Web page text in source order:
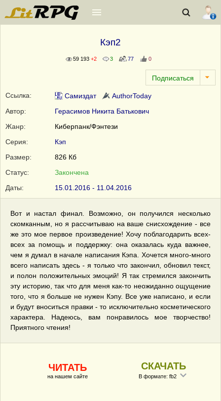
Кэп2
59 193 +2 3 77 0
Ссылка: Самиздат
AuthorToday
Автор:
Герасимов Никита Батькович
Жанр:
Киберпанк/Фэнтези
Серия:
Кэп
Размер:
826 Кб
Статус:
Закончена
Даты:
15.01.2016 - 11.04.2016
Вот и настал финал. Возможно, он получился несколько
скомканным, но я рассчитываю на ваше снисхождение - все
же это мое первое произведение! Хочу поблагодарить всех-
всех за помощь и поддержку: она оказалась куда важнее,
чем я думал в начале написания Кэпа. Хочется много-много
всего написать здесь - я только что закончил, обновил текст,
и полон положительных эмоций! Я так стремился закончить
эту историю, так что для меня как-то неожиданно ощущение
того, что я больше не нужен Кэпу. Все уже написано, и если
и будут вноситься правки - то исключительно косметического
характера. Надеюсь, вам понравилось мое творчество!
Приятного чтения!
ЧИТАТЬ
на нашем сайте
СКАЧАТЬ
В формате: fb2